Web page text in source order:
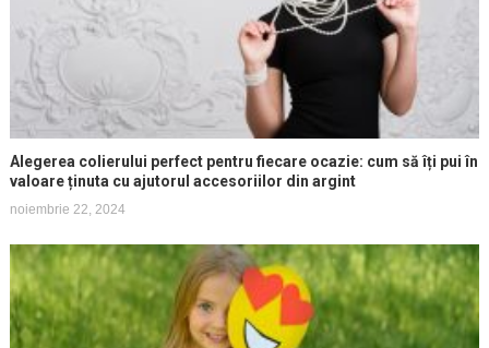
Alegerea colierului perfect pentru fiecare ocazie: cum să îți pui în
valoare ținuta cu ajutorul accesoriilor din argint
noiembrie 22, 2024